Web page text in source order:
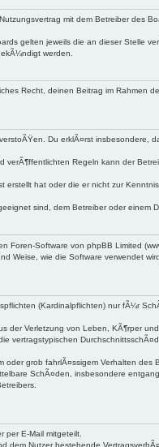
mit dem Betreiber des
gelten jeweils die an dieser Stelle
werden.
Recht, deinen Beitrag im Rahmen
Du erklÃ¤rst insbesondere,
Regeln kann der
hat oder die er nicht zur
sind, dem Betreiber oder einem
Foren-Software von phpBB Limited
Weise, wie die Software verwendet
(Kardinalpflichten) nur fÃ¼r
Verletzung von Leben, KÃ¶rper
vertragstypischen
grob fahrlÃ¤ssigem Verhalten des
SchÃ¤den, insbesondere
per E-Mail mitgeteilt.
dem Nutzer bestehende